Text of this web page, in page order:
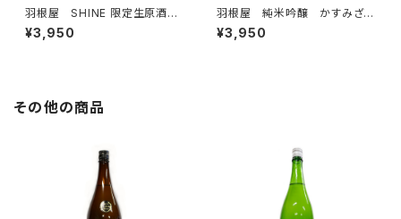
羽根屋 SHINE 限定生原酒 1
800ml
¥3,950
羽根屋 純米吟醸 かすみざ
け 生 1800ml
¥3,950
その他の商品